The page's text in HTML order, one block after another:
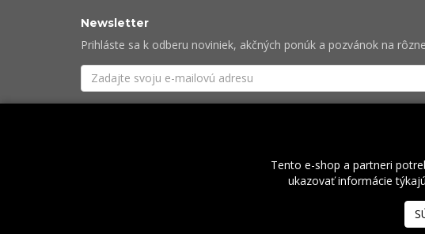
Newsletter
Prihláste sa k odberu noviniek, akčných ponúk a pozvánok na
O nás Naše hodnoty
Tento e-shop a partneri
ukazovať informácie